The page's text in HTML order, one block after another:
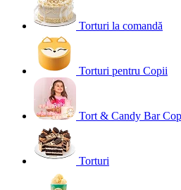
Torturi la comandă
Torturi pentru Copii
Tort & Candy Bar
Torturi